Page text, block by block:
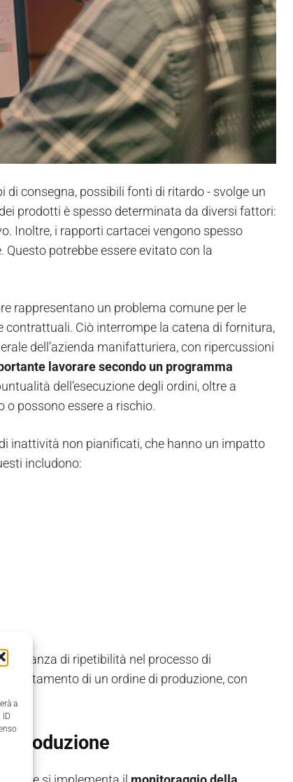
a
ID
consegna, possibili fonti di ritardo - svolge un
prodotti è spesso determinata da diversi fattori:
Inoltre, i rapporti cartacei vengono spesso
potrebbe essere evitato con la
rappresentano un problema comune per le
contrattuali. Ciò interrompe la catena di fornitura,
dell’azienda manifatturiera, con ripercussioni
lavorare secondo un programma
dell’esecuzione degli ordini, oltre a
possono essere a rischio.
inattività non pianificati, che hanno un impatto
includono:
di ripetibilità nel processo di
di un ordine di produzione, con
produzione